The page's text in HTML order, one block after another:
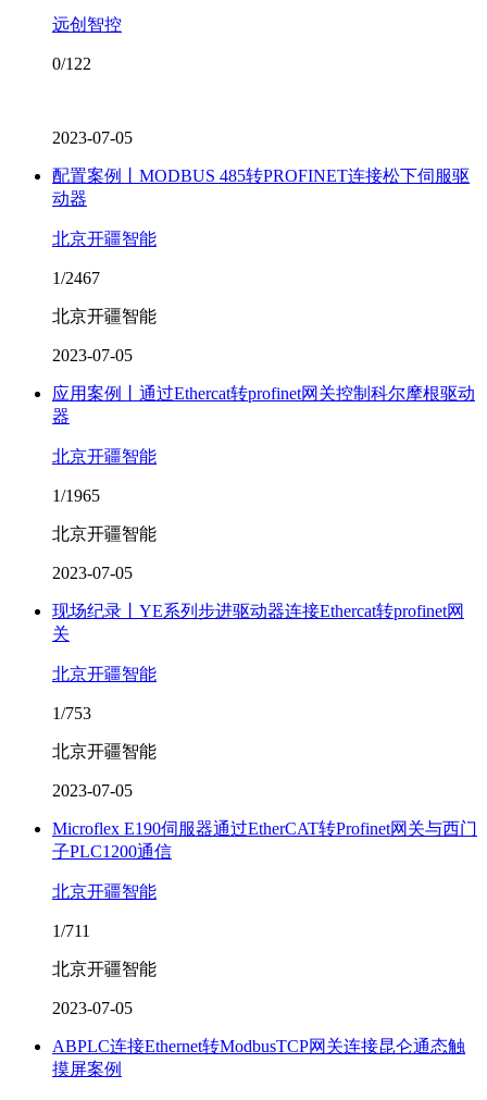
远创智控
0/122
2023-07-05
配置案例丨MODBUS 485转PROFINET连接松下伺服驱
动器
北京开疆智能
1/2467
北京开疆智能
2023-07-05
应用案例丨通过Ethercat转profinet网关控制科尔摩根驱动
器
北京开疆智能
1/1965
北京开疆智能
2023-07-05
现场纪录丨YE系列步进驱动器连接Ethercat转profinet网
关
北京开疆智能
1/753
北京开疆智能
2023-07-05
Microflex E190伺服器通过EtherCAT转Profinet网关与西门
子PLC1200通信
北京开疆智能
1/711
北京开疆智能
2023-07-05
ABPLC连接Ethernet转ModbusTCP网关连接昆仑通态触
摸屏案例